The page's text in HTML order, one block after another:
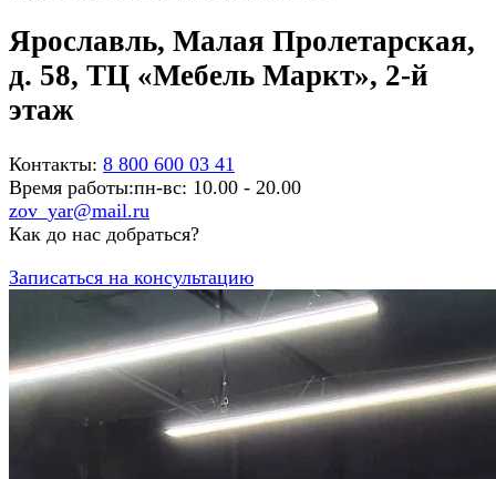
Ярославль, Малая Пролетарская,
д. 58, ТЦ «Мебель Маркт», 2-й
этаж
Контакты: 8 800 600 03 41
Время работы:пн-вс: 10.00 - 20.00
zov_yar@mail.ru
Как до нас добраться?
Записаться на консультацию